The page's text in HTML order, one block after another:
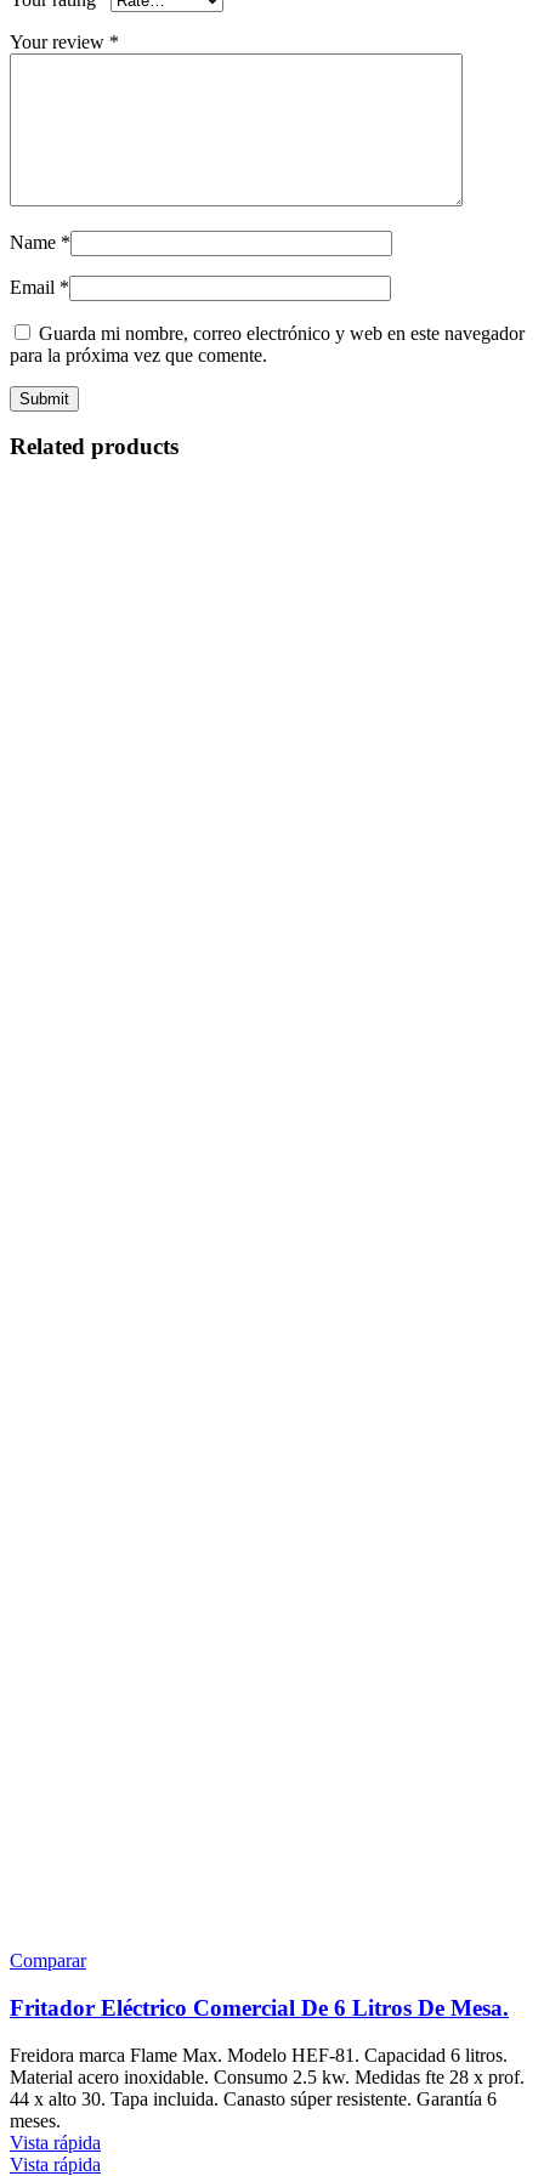
Your review *
Name *
Email *
Guarda mi nombre, correo electrónico y web en este navegador
para la próxima vez que comente.
Related products
Comparar
Fritador Eléctrico Comercial De 6 Litros De Mesa.
Freidora marca Flame Max. Modelo HEF-81. Capacidad 6 litros.
Material acero inoxidable. Consumo 2.5 kw. Medidas fte 28 x prof.
44 x alto 30. Tapa incluida. Canasto súper resistente. Garantía 6
meses.
Vista rápida
Vista rápida